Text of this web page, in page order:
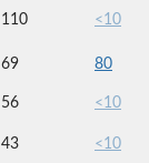
110 <10
69 80
56 <10
43 <10